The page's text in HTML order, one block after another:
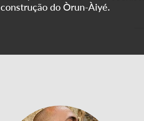
construção do Òrun-Àiyé.